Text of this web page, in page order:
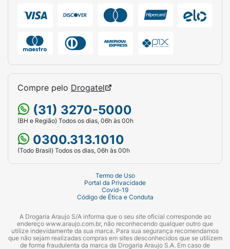
Compre pelo Drogatel
(31) 3270-5000
(BH e Região) Todos os dias, 06h às 00h
0300.313.1010
(Todo Brasil) Todos os dias, 06h às 00h
Termo de Uso
Portal da Privacidade
Covid-19
Código de Ética e Conduta
A Drogaria Araujo S/A informa que o seu site oficial corresponde ao
endereço www.araujo.com.br, não reconhecendo qualquer outro que
utilize indevidamente da sua marca. Para sua segurança recomendamos
que não sejam realizadas compras em sites desconhecidos que se utilizem
de forma fraudulenta da marca da Drogaria Araujo S.A. Em caso de